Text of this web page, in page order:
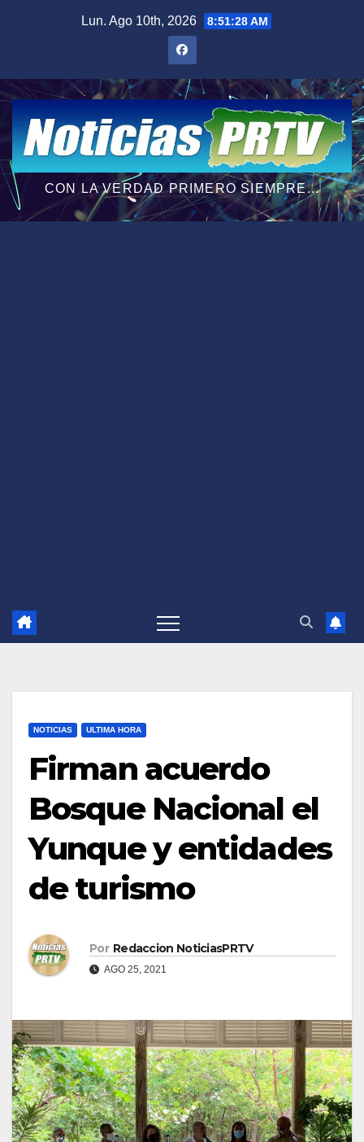
Lun. Ago 10th, 2026 8:51:30 AM
CON LA VERDAD PRIMERO SIEMPRE...
NOTICIAS ULTIMA HORA
Firman acuerdo
Bosque Nacional el
Yunque y entidades
de turismo
Por Redaccion NoticiasPRTV
AGO 25, 2021